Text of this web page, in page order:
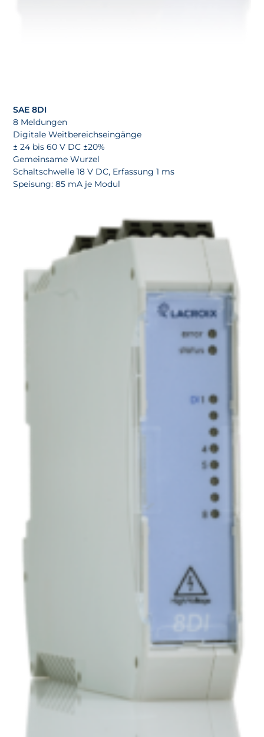
SAE 8DI
8 Meldungen
Digitale Weitbereichseingänge
± 24 bis 60 V DC ±20%
Gemeinsame Wurzel
Schaltschwelle 18 V DC, Erfassung 1 ms
Speisung: 85 mA je Modul